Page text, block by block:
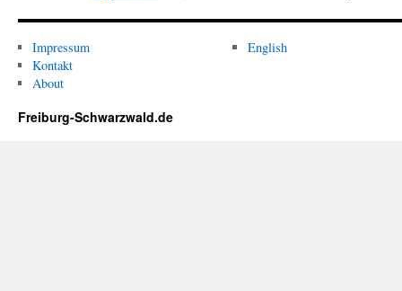
Impressum
Kontakt
About
English
Freiburg-Schwarzwald.de